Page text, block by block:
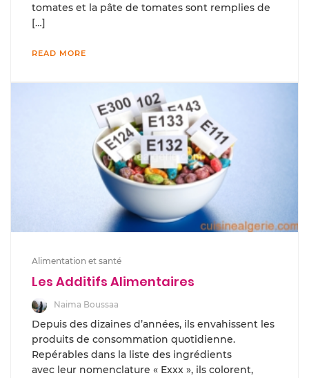
tomates et la pâte de tomates sont remplies de
[…]
READ MORE
Alimentation et santé
Les Additifs Alimentaires
Naima Boussaa
Depuis des dizaines d’années, ils envahissent les
produits de consommation quotidienne.
Repérables dans la liste des ingrédients
avec leur nomenclature « Exxx », ils colorent,